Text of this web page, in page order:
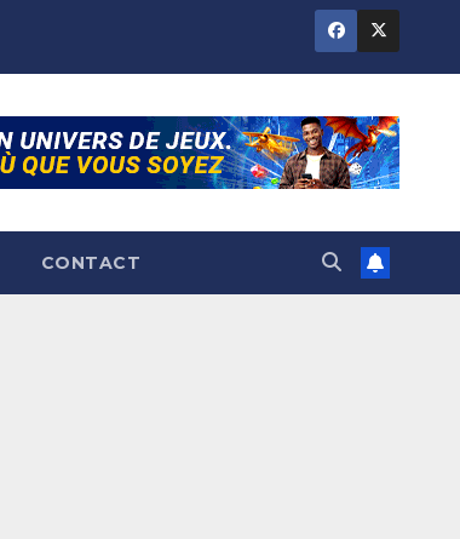
CONTACT